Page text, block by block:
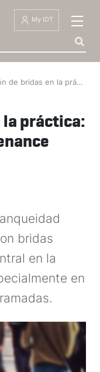
Español My IDT
en la práctica: IDT en la feria Maintenance Dortmund
la práctica:
bridas
en la
en